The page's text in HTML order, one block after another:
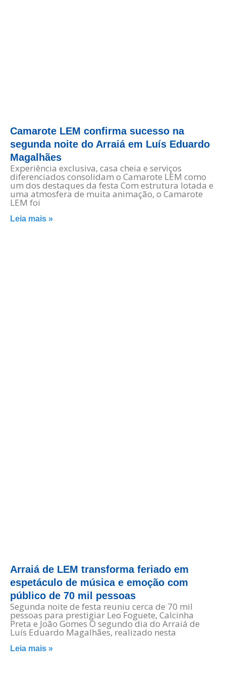
Camarote LEM confirma sucesso na
segunda noite do Arraiá em Luís Eduardo
Magalhães
Experiência exclusiva, casa cheia e serviços
diferenciados consolidam o Camarote LEM como
um dos destaques da festa Com estrutura lotada e
uma atmosfera de muita animação, o Camarote
LEM foi
Leia mais »
Arraiá de LEM transforma feriado em
espetáculo de música e emoção com
público de 70 mil pessoas
Segunda noite de festa reuniu cerca de 70 mil
pessoas para prestigiar Leo Foguete, Calcinha
Preta e João Gomes O segundo dia do Arraiá de
Luís Eduardo Magalhães, realizado nesta
Leia mais »